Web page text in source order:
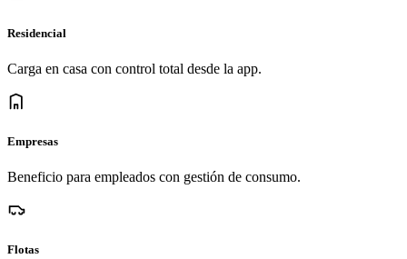
Residencial
Carga en casa con control total desde la app.
Empresas
Beneficio para empleados con gestión de consumo.
Flotas